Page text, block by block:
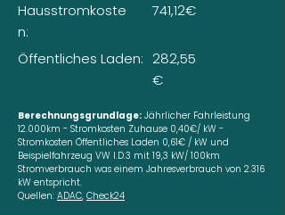
Hausstromkoste
n:
Öffentliches Laden:
741,12€
282,55
€
Berechnungsgrundlage: Jährlicher Fahrleistung
12.000km - Stromkosten Zuhause 0,40€/ kW -
Stromkosten Öffentliches Laden 0,61€ / kW und
Beispielfahrzeug VW I.D.3 mit 19,3 kW/ 100km
Stromverbrauch was einem Jahresverbrauch von 2.316
kW entspricht.
Quellen: ADAC, Check24